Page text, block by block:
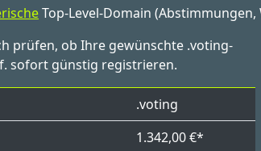
Top-Level-Domain (Abstimmungen,
prüfen, ob Ihre gewünschte .voting-
sofort günstig registrieren.
.voting
1.342,00 €*